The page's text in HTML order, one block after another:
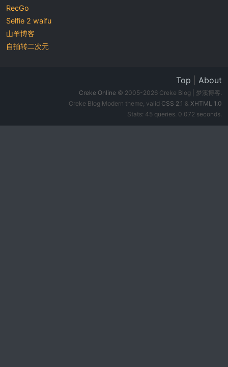
RecGo
Selfie 2 waifu
山羊博客
自拍转二次元
Top About
Creke Online © 2005-2026 Creke Blog | 梦溪博客.
Creke Blog Modern theme, valid CSS 2.1 & XHTML 1.0
Stats: 45 queries. 0.072 seconds.